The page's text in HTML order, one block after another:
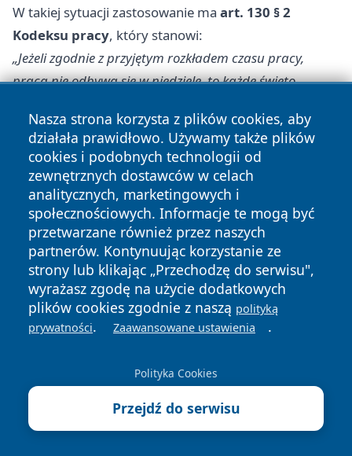
W takiej sytuacji zastosowanie ma art. 130 § 2
Kodeksu pracy, który stanowi:
„Jeżeli zgodnie z przyjętym rozkładem czasu pracy,
praca nie odbywa się w niedziele, to każde święto
czasu pracy o 8 godzin.”
W praktyce oznacza to, że jeśli pracujecie w
standardowym systemie od poniedziałku do piątku, a
sobota nie jest dla Was dniem pracy
przypadające w sobotęobniża tygodniowy wymiar
czasu pracy, więc pracodawca musi wyznaczyć
inny dzień wolny w zamian.
Nie ma jednak przepisu, który nakazuje,kiedy
dokładnieten dzień ma być odebrany. Pracodawca
ustala termin:
albo
w porozumieniu z zespołem – często dzieje się
tak w mniejszych firmach lub przy elastycznych
Nasza strona korzysta z plików cookies, aby
działała prawidłowo. Używamy także plików
cookies i podobnych technologii od
zewnętrznych dostawców w celach
analitycznych, marketingowych i
społecznościowych. Informacje te mogą być
przetwarzane również przez naszych
partnerów. Kontynuując korzystanie ze
strony lub klikając „Przechodzę do serwisu",
wyrażasz zgodę na użycie dodatkowych
plików cookies zgodnie z naszą polityką
prywatności. Zaawansowane ustawienia .
Polityka Cookies
Przejdź do serwisu